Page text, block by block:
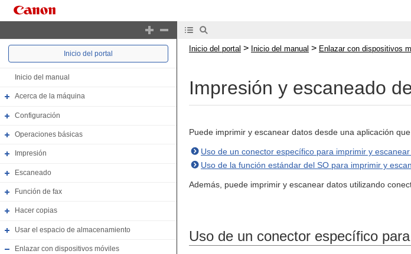
Inicio del portal
Inicio del manual
Acerca de la máquina
Configuración
Operaciones básicas
Impresión
Escaneado
Función de fax
Hacer copias
Usar el espacio de almacenamiento
Enlazar con dispositivos móviles
Inicio del portal > Inicio del manual > Enlazar con dispositivos
Impresión y escaneado
Puede imprimir y escanear datos desde una aplicación
Uso de un conector específico para imprimir y
Uso de la función estándar del SO para imprimir y
Además, puede imprimir y escanear datos utilizando
Uso de un conector específico